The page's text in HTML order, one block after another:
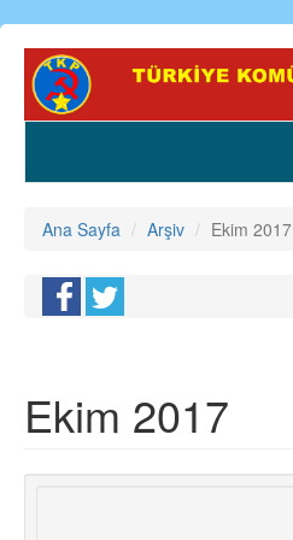
Ana
içeriğe
Ana Sayfa Arşiv Ekim 2017
Ekim 2017